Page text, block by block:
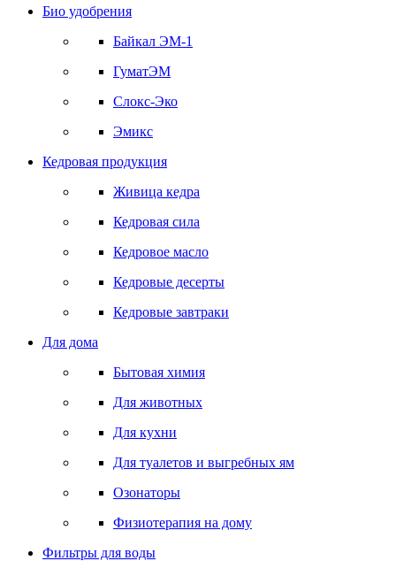
Био удобрения
Байкал ЭМ-1
ГуматЭМ
Слокс-Эко
Эмикс
Кедровая продукция
Живица кедра
Кедровая сила
Кедровое масло
Кедровые десерты
Кедровые завтраки
Для дома
Бытовая химия
Для животных
Для кухни
Для туалетов и выгребных ям
Озонаторы
Физиотерапия на дому
Фильтры для воды